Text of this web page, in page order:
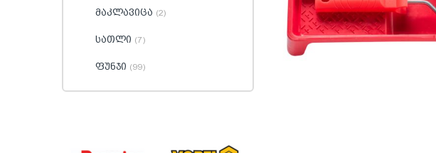
მაკლავიცა (2)
სათლი (7)
ფუნჯი (99)